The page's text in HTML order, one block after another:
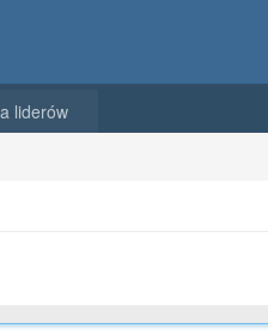
liderów